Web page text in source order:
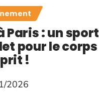
Paris : un sport
pour le corps
!
2026